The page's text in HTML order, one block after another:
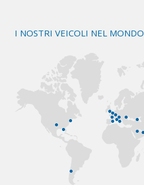
I NOSTRI VEICOLI NEL MONDO